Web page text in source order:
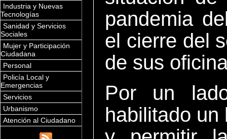
Industria y Nuevas
Tecnologías
Sanidad y Servicios
Sociales
Mujer y Participación
Ciudadana
Personal
Policía Local y
Emergencias
Servicios
Urbanismo
Atención al Ciudadano
pandemia
el cierre del
de sus
Por un
habilitado un